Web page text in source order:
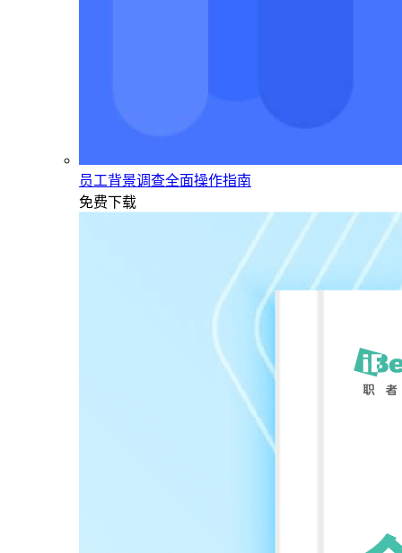
员工背景调查全面操作指南
免费下载